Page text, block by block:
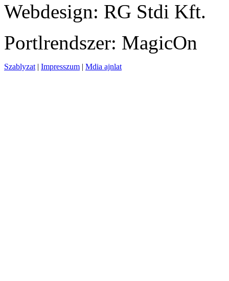
Webdesign: RG Stdi Kft.
Portlrendszer: MagicOn
Szablyzat | Impresszum | Mdia ajnlat